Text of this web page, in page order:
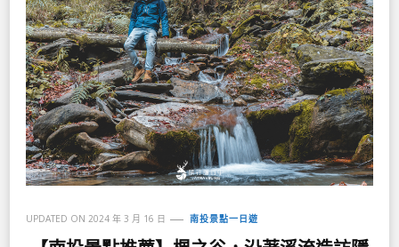
UPDATED ON 2024 年 3 月 16 日 南投景點一日遊